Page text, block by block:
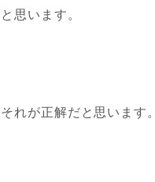
思います。
れが正解だと思います。